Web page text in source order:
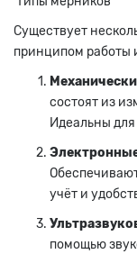
Существует
принципом работы
состоят из
Идеальны
учёт и
помощью